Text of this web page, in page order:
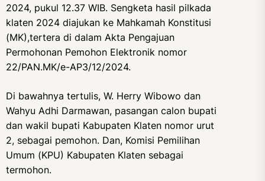
2024, pukul 12.37 WIB. Sengketa hasil pilkada
klaten 2024 diajukan ke Mahkamah Konstitusi
(MK),tertera di dalam Akta Pengajuan
Permohonan Pemohon Elektronik nomor
22/PAN.MK/e-AP3/12/2024.
Di bawahnya tertulis, W. Herry Wibowo dan
Wahyu Adhi Darmawan, pasangan calon bupati
dan wakil bupati Kabupaten Klaten nomor urut
2, sebagai pemohon. Dan, Komisi Pemilihan
Umum (KPU) Kabupaten Klaten sebagai
termohon.